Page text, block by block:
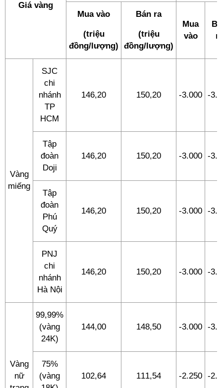
Giá vàng
Mua vào
(triệu
đồng/lượng)
Bán ra
(triệu
đồng/lượng)
Mua
vào
Vàng
miếng
SJC
chi
nhánh
TP
HCM
146,20 150,20 -3.000 -
Tập
đoàn
Doji
146,20 150,20 -3.000 -
Tập
đoàn
Phú
Quý
146,20 150,20 -3.000 -
PNJ
chi
nhánh
Hà Nội
146,20 150,20 -3.000 -
Vàng
nữ
99,99%
(vàng
24K)
144,00 148,50 -3.000 -
75%
(vàng
102,64 111,54 -2.250 -